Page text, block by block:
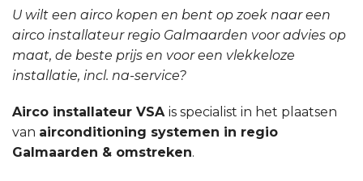
U wilt een airco kopen en bent op zoek naar een
airco installateur regio Galmaarden voor advies op
maat, de beste prijs en voor een vlekkeloze
installatie, incl. na-service?
Airco installateur VSA is specialist in het plaatsen
van airconditioning systemen in regio
Galmaarden & omstreken.